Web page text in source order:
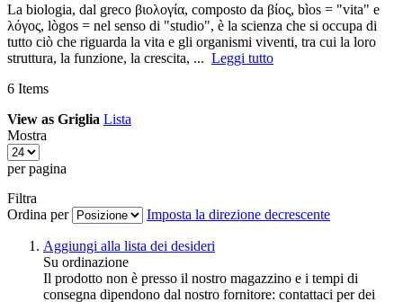
La biologia, dal greco βιολογία, composto da βίος, bìos = "vita" e
λόγος, lògos = nel senso di "studio", è la scienza che si occupa di
tutto ciò che riguarda la vita e gli organismi viventi, tra cui la loro
struttura, la funzione, la crescita, ... Leggi tutto
6 Items
View as Griglia Lista
Mostra
per pagina
Filtra
Ordina per
Imposta la direzione decrescente
Aggiungi alla lista dei desideri
Su ordinazione
Il prodotto non è presso il nostro magazzino e i tempi di
consegna dipendono dal nostro fornitore: contattaci per dei